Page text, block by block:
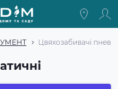
Цвяхозабивачі